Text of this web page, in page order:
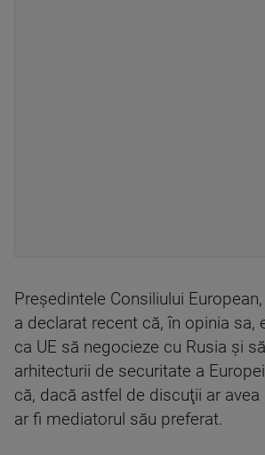
Preşedintele Consiliului
a declarat recent că, în opinia sa,
ca UE să negocieze cu Rusia şi
arhitecturii de securitate a
că, dacă astfel de discuţii ar avea
ar fi mediatorul său preferat.